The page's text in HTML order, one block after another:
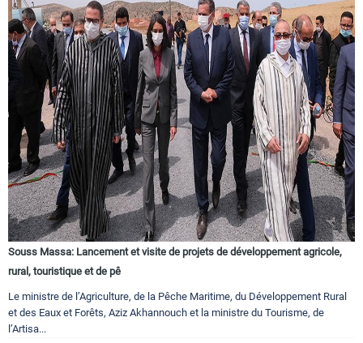
Souss Massa: Lancement et visite de projets de développement agricole,
rural, touristique et de pê
Le ministre de l’Agriculture, de la Pêche Maritime, du Développement Rural
et des Eaux et Forêts, Aziz Akhannouch et la ministre du Tourisme, de
l’Artisa...